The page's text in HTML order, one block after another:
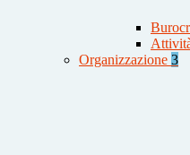
Organizzazione 3